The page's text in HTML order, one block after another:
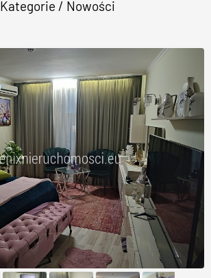
Kategorie / Nowości